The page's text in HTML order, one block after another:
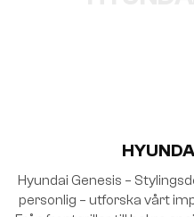
Hyundai Genesis –
personlig – utforska vårt